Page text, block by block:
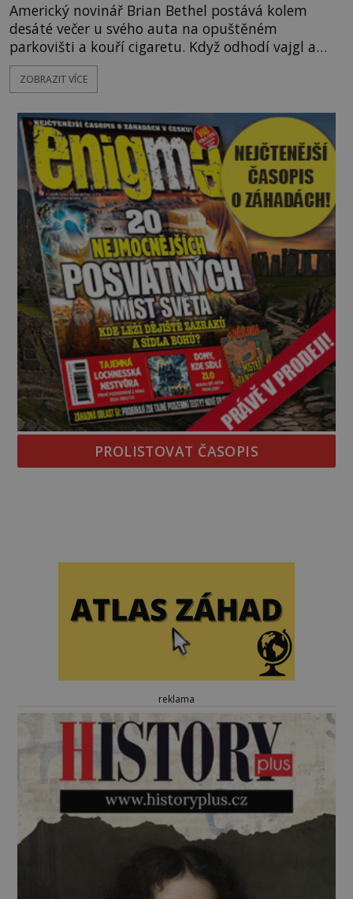
Americký novinář Brian Bethel postává kolem
desáté večer u svého auta na opuštěném
parkovišti a kouří cigaretu. Když odhodí vajgl a
chystá se nastoupit do auta, přijdou k němu dva
mladí chlapci, kterým může být okolo 14 let.
pouhých několik minut od tohoto parkoviště,“
zeptá se suverénně jeden z nich. P
ZOBRAZIT VÍCE
PROLISTOVAT ČASOPIS
reklama